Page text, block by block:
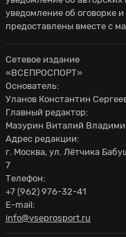
уведомление об оговорке
предоставлены вместе с
Сетевое издание
«ВСЕПРОСПОРТ»
Основатель:
Уланов Константин
Главный редактор:
Мазурин Виталий
Адрес редакции:
г. Москва, ул. Лётчика
7
Телефон:
+7 (962) 976-32-41
E-mail:
info@vseprosport.ru